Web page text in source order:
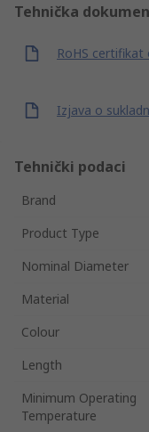
Tehnička
RoHS
Izjava o
Tehnički podaci
Brand
Product Type
Nominal Diameter
Material
Colour
Length
Minimum Operating
Temperature